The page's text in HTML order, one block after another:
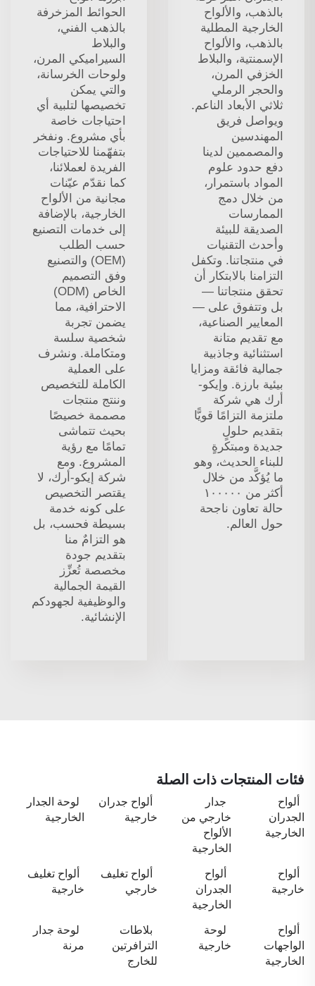
بالذهب، والألواح
الخارجية المطلية
بالذهب، والألواح
الإسمنتية، والبلاط
الخزفي المرن،
والحجر الرملي
ثلاثي الأبعاد الناعم.
ويواصل فريق
المهندسين
والمصممين لدينا
دفع حدود علوم
المواد باستمرار،
من خلال دمج
الممارسات
الصديقة للبيئة
وأحدث التقنيات
في منتجاتنا. وتكفل
التزامنا بالابتكار أن
تحقق منتجاتنا —
بل وتتفوق على —
المعايير الصناعية،
مع تقديم متانة
استثنائية وجاذبية
جمالية فائقة ومزايا
بيئية بارزة. وإيكو-
أرك هي شركة
ملتزمة التزامًا قويًّا
بتقديم حلولٍ
جديدة ومبتكرةٍ
للبناء الحديث، وهو
ما يُؤكَّد من خلال
أكثر من ١٠٠٠٠٠
حالة تعاون ناجحة
حول العالم.
الحوائط المزخرفة
بالذهب الفني،
والبلاط
السيراميكي المرن،
ولوحات الخرسانة،
والتي يمكن
تخصيصها لتلبية أي
احتياجات خاصة
بأي مشروع. ونفخر
بتفهّمنا للاحتياجات
الفريدة لعملائنا،
كما نقدّم عيّنات
مجانية من الألواح
الخارجية، بالإضافة
إلى خدمات التصنيع
حسب الطلب
(OEM) والتصنيع
وفق التصميم
الخاص (ODM)
الاحترافية، مما
يضمن تجربة
شخصية سلسة
ومتكاملة. ونشرف
على العملية
الكاملة للتخصيص
وننتج منتجات
مصممة خصيصًا
بحيث تتماشى
تمامًا مع رؤية
المشروع. ومع
شركة إيكو-أرك، لا
يقتصر التخصيص
على كونه خدمة
بسيطة فحسب، بل
هو التزامٌ منا
بتقديم جودة
مخصصة تُعزِّز
القيمة الجمالية
والوظيفية لجهودكم
الإنشائية.
فئات المنتجات ذات الصلة
ألواح
الجدران
الخارجية
جدار
خارجي من
الألواح
الخارجية
ألواح جدران
خارجية
لوحة الجدار
الخارجية
ألواح
خارجية
ألواح
الجدران
الخارجية
ألواح تغليف
خارجي
ألواح تغليف
خارجية
ألواح
الواجهات
الخارجية
لوحة
خارجية
بلاطات
الترافرتين
للخارج
لوحة جدار
مرنة